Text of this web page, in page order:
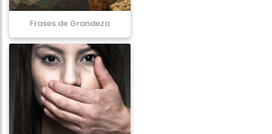
Frases de Grandeza